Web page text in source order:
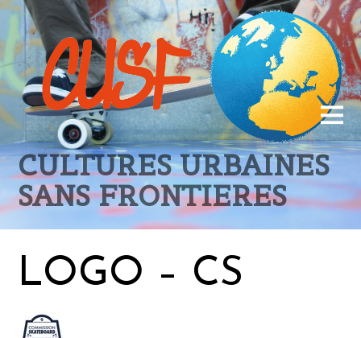
CULTURES URBAINES
SANS FRONTIERES
LOGO – CS